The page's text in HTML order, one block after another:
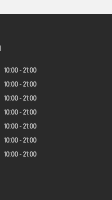
10:00
21:00
10:00
21:00
10:00
21:00
10:00
21:00
10:00
21:00
10:00
21:00
10:00 21:00